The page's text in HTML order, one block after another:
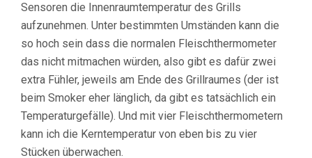
Sensoren die Innenraumtemperatur des Grills
aufzunehmen. Unter bestimmten Umständen kann die
so hoch sein dass die normalen Fleischthermometer
das nicht mitmachen würden, also gibt es dafür zwei
extra Fühler, jeweils am Ende des Grillraumes (der ist
beim Smoker eher länglich, da gibt es tatsächlich ein
Temperaturgefälle). Und mit vier Fleischthermometern
kann ich die Kerntemperatur von eben bis zu vier
Stücken überwachen.